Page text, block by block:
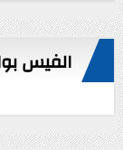
الفيس